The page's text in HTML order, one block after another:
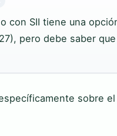
con SII tiene una
pero debe saber
sobre